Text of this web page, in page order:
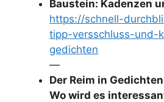
Baustein: Kadenzen
https://schnell-
tipp-versschluss-und-
gedichten
—
Der Reim in
Wo wird es